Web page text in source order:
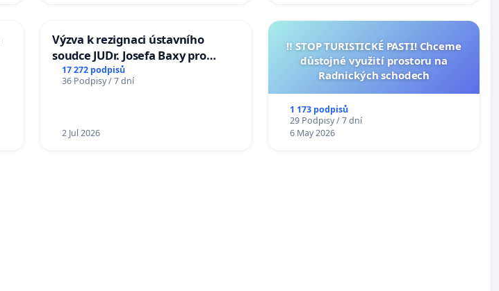
Výzva k rezignaci ústavního
soudce JUDr. Josefa Baxy pro
ohrožení důvěry ve spravedlivý
proces
17 272 podpisů
36 Podpisy / 7 dní
2 Jul 2026
‼️ STOP TURISTICKÉ PASTI! Chceme
důstojné využití prostoru na
Radnických schodech
1 173 podpisů
29 Podpisy / 7 dní
6 May 2026